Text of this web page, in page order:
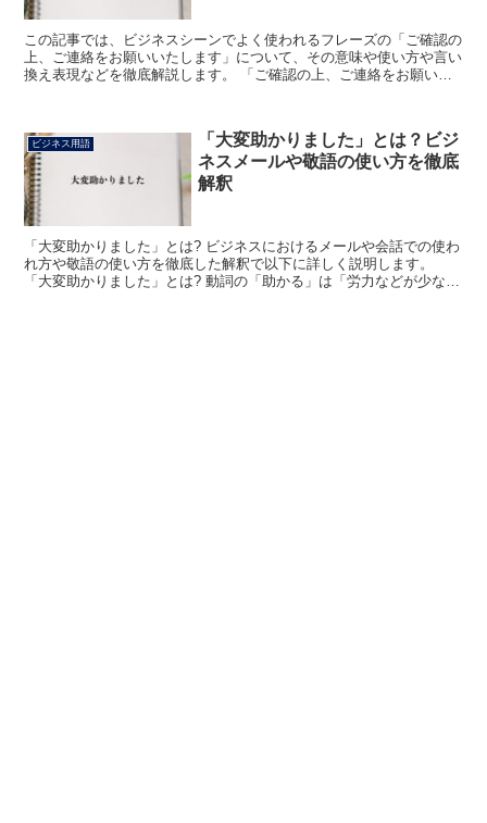
この記事では、ビジネスシーンでよく使われるフレーズの「ご確認の
上、ご連絡をお願いいたします」について、その意味や使い方や言い
換え表現などを徹底解説します。 「ご確認の上、ご連絡をお願いい
ビジネス用語
「大変助かりました」とは？ビジ
ネスメールや敬語の使い方を徹底
解釈
「大変助かりました」とは? ビジネスにおけるメールや会話での使わ
れ方や敬語の使い方を徹底した解釈で以下に詳しく説明します。
「大変助かりました」とは? 動詞の「助かる」は「労力などが少なく